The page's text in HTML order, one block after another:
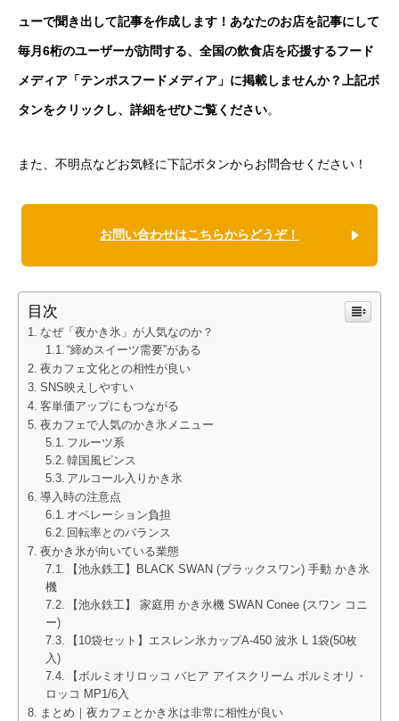
ューで聞き出して記事を作成します！あなたのお店を記事にして
毎月6桁のユーザーが訪問する、全国の飲食店を応援するフード
メディア「テンポスフードメディア」に掲載しませんか？上記ボ
タンをクリックし、詳細をぜひご覧ください。
また、不明点などお気軽に下記ボタンからお問合せください！
お問い合わせはこちらからどうぞ！
目次
なぜ「夜かき氷」が人気なのか？
“締めスイーツ需要”がある
夜カフェ文化との相性が良い
SNS映えしやすい
客単価アップにもつながる
夜カフェで人気のかき氷メニュー
フルーツ系
韓国風ピンス
アルコール入りかき氷
導入時の注意点
オペレーション負担
回転率とのバランス
夜かき氷が向いている業態
【池永鉄工】BLACK SWAN (ブラックスワン) 手動 かき氷
機
【池永鉄工】 家庭用 かき氷機 SWAN Conee (スワン コニ
ー)
【10袋セット】エスレン氷カップA-450 波氷 L 1袋(50枚
入)
【ボルミオリロッコ バヒア アイスクリーム ボルミオリ・
ロッコ MP1/6入
まとめ｜夜カフェとかき氷は非常に相性が良い